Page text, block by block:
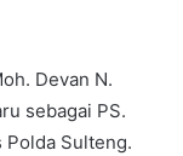
Devan N.
sebagai PS.
Polda Sulteng.